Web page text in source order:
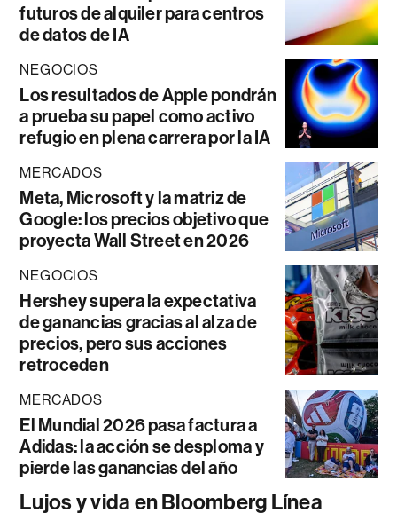
futuros de alquiler para centros
de datos de IA
NEGOCIOS
Los resultados de Apple pondrán
a prueba su papel como activo
refugio en plena carrera por la IA
MERCADOS
Meta, Microsoft y la matriz de
Google: los precios objetivo que
proyecta Wall Street en 2026
NEGOCIOS
Hershey supera la expectativa
de ganancias gracias al alza de
precios, pero sus acciones
retroceden
MERCADOS
El Mundial 2026 pasa factura a
Adidas: la acción se desploma y
pierde las ganancias del año
Lujos y vida en Bloomberg Línea